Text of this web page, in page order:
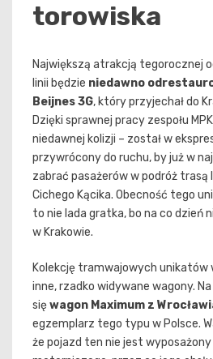
torowiska
Największą atrakcją tegorocznej
linii będzie niedawno
Beijnes 3G, który przyjechał do
Dzięki sprawnej pracy zespołu
niedawnej kolizji – został w
przywrócony do ruchu, by już w
zabrać pasażerów w podróż trasą
Cichego Kącika. Obecność tego
to nie lada gratka, bo na co dzień
w Krakowie.
Kolekcję tramwajowych unikatów
inne, rzadko widywane wagony.
sięwagon Maximum z
egzemplarz tego typu w Polsce.
że pojazd ten nie jest wyposażony